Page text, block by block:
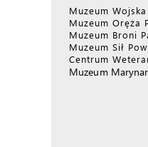
Muzeum
Muzeum Oręża
Muzeum Broni
Muzeum Sił
Centrum
Muzeum